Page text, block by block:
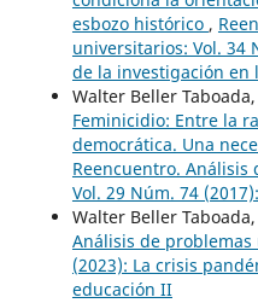
esbozo histórico ,
universitarios: Vol. 34
de la investigación en
Walter Beller
Feminicidio: Entre la
democrática. Una
Reencuentro.
Vol. 29 Núm. 74
Walter Beller Taboada,
Análisis de problemas
(2023): La crisis
educación II